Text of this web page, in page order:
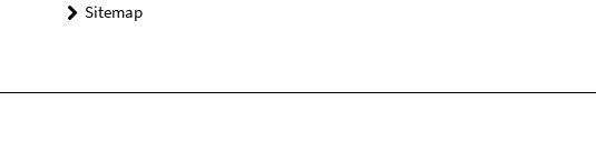
Sitemap